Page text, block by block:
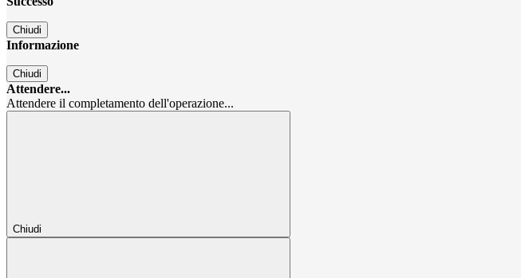
Chiudi
Informazione
Chiudi
Attendere...
Attendere il completamento dell'operazione...
Chiudi